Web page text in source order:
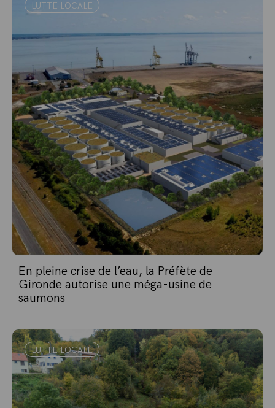
LUTTE LOCALE
En pleine crise de l’eau, la Préfète de
Gironde autorise une méga-usine de
saumons
LUTTE LOCALE